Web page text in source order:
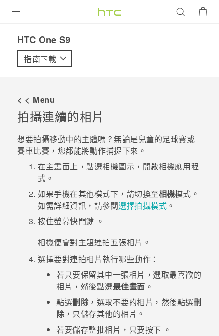
VIVE
配件
優惠專區
焦點訊息
校園專案
企業採購
銷售通路
支援服務
VIVELAND
HTC One S9‎
指南下載
< < Menu
拍攝連續的相片
想要拍攝移動中的主體嗎？無論是兒童的足球賽或
賽車比賽，您都能將動作捕捉下來。
在主畫面上，點選相機圖示，開啟相機應用程
式。
如果手機在其他模式下，請切換至相機模式。
如需詳細資訊，請參閱選擇拍攝模式 。
按住螢幕快門鍵 。
相機便會對主題連拍五張相片。
選擇要對連拍相片執行哪些動作：
若只要保留其中一張相片，選取最喜歡的
相片，然後點選最佳畫面 。
點選刪除，選取不要的相片，然後點選刪
除，只儲存其他的相片。
若要儲存整批相片，只要按下 。